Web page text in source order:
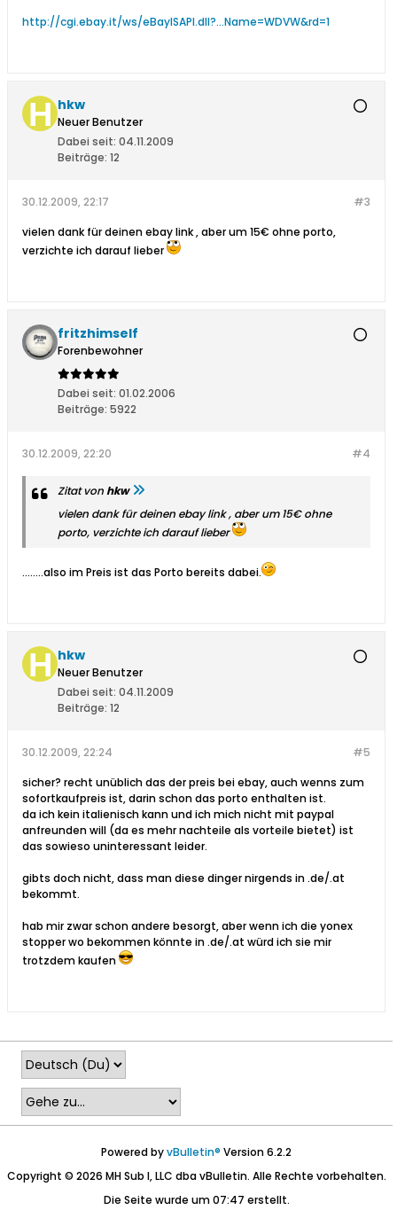
http://cgi.ebay.it/ws/eBayISAPI.dll?...Name=WDVW&rd=1
hkw
Neuer Benutzer
Dabei seit: 04.11.2009
Beiträge: 12
#3
30.12.2009, 22:17
vielen dank für deinen ebay link, aber um 15€ ohne porto,
verzichte ich darauf lieber
fritzhimself
Forenbewohner
Dabei seit: 01.02.2006
Beiträge: 5922
#4
30.12.2009, 22:20
Zitat vonhkw
vielen dank für deinen ebay link, aber um 15€ ohne
porto, verzichte ich darauf lieber
........also im Preis ist das Porto bereits dabei.
hkw
Neuer Benutzer
Dabei seit: 04.11.2009
Beiträge: 12
#5
30.12.2009, 22:24
sicher? recht unüblich das der preis bei ebay, auch wenns zum
sofortkaufpreis ist, darin schon das porto enthalten ist.
da ich kein italienisch kann und ich mich nicht mit paypal
anfreunden will (da es mehr nachteile als vorteile bietet) ist
das sowieso uninteressant leider.
gibts doch nicht, dass man diese dinger nirgends in .de/.at
bekommt.
hab mir zwar schon andere besorgt, aber wenn ich die yonex
stopper wo bekommen könnte in .de/.at würd ich sie mir
trotzdem kaufen
Powered byvBulletin® Version 6.2.2
Copyright © 2026 MH Sub I, LLC dba vBulletin. Alle Rechte vorbehalten.
Die Seite wurde um 07:47 erstellt.